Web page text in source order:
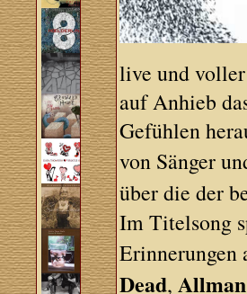
live und
auf Anhieb
Gefühlen
von Sänger
über die der
Im Titelsong
Erinnerungen
Dead,